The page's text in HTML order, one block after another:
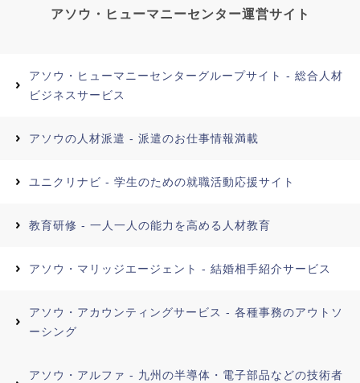
アソウ・ヒューマニーセンター運営サイト
アソウ・ヒューマニーセンターグループサイト - 総合人材
ビジネスサービス
アソウの人材派遣 - 派遣のお仕事情報満載
ユニクリナビ - 学生のための就職活動応援サイト
教育研修 - 一人一人の能力を高める人材教育
アソウ・マリッジエージェント - 結婚相手紹介サービス
アソウ・アカウンティングサービス - 各種事務のアウトソ
ーシング
アソウ・アルファ - 九州の半導体・電子部品などの技術者